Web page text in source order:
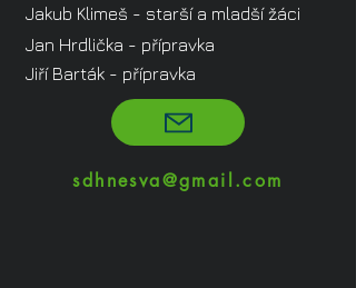
Jakub Klimeš - starší a mladší žáci
Jan Hrdlička - přípravka
Jiří Barták - přípravka
sdhnesva@gmail.com